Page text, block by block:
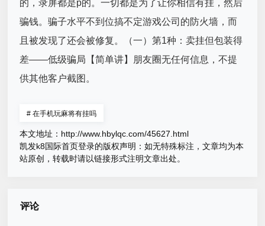
的，录屏都是p的。一切都是为了让你相信有挂，然后
骗钱。骗子水平不到位搞不定游戏公司的防火墙，而
且被发现了还会被修复。（一）第1种：卖挂但包装得
差——低级骗局【简单讲】朋友圈无任何信息，不提
供其他客户截图。
# 在手机玩麻将有挂吗
本文地址： http://www.hbylqc.com/45627.html
凯发k8国际首页登录的版权声明：如无特殊标注，文章均为本
站原创，转载时请以链接形式注明文章出处。
评论